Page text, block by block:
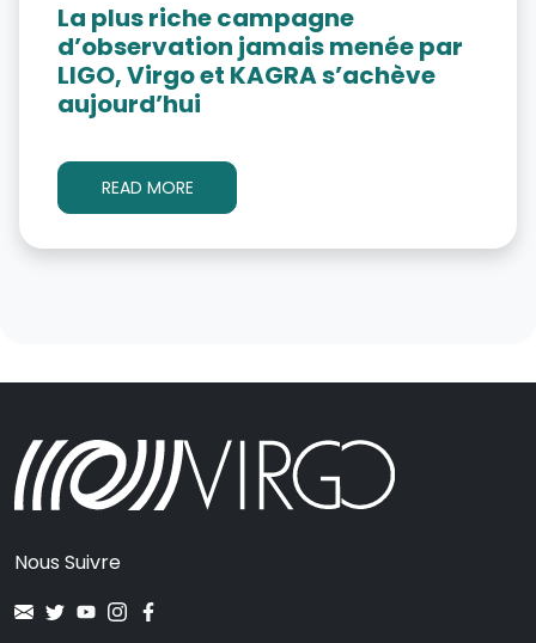
La plus riche campagne
d’observation jamais menée par
LIGO, Virgo et KAGRA s’achève
aujourd’hui
READ MORE
Nous Suivre